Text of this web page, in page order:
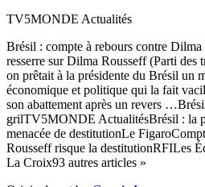
TV5MONDE Actualités
Brésil : compte à rebours contre
resserre sur Dilma Rousseff (Parti des
on prêtait à la présidente du Brésil un
économique et politique qui la fait
son abattement après un revers
grilTV5MONDE ActualitésBrésil : la
menacée de destitutionLe
Rousseff risque la destitutionRFILes
La Croix93 autres articles »